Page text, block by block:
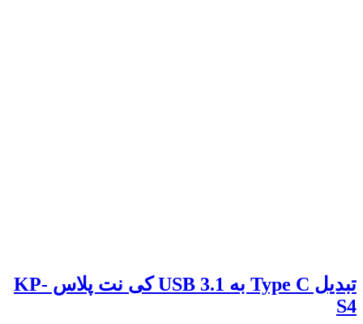
تبدیل Type C به USB 3.1 کی نت پلاس KP-
S4